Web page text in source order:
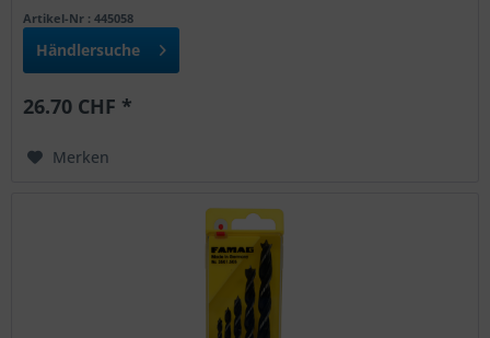
Artikel-Nr : 445058
Händlersuche
26.70 CHF *
Merken